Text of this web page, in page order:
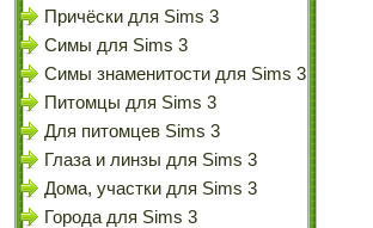
Причёски для Sims 3
Симы для Sims 3
Симы знаменитости для Sims 3
Питомцы для Sims 3
Для питомцев Sims 3
Глаза и линзы для Sims 3
Дома, участки для Sims 3
Города для Sims 3